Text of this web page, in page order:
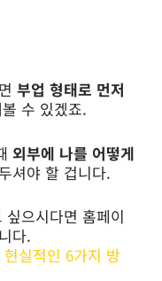
부업 형태로 먼저
수 있겠죠.
외부에 나를 어떻게
셔야 할 겁니다.
으시다면 홈페이
다.
실적인 6가지 방